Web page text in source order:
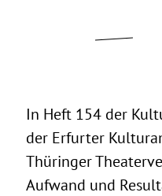
In Heft 154 der
der Erfurter
Thüringer
Aufwand und